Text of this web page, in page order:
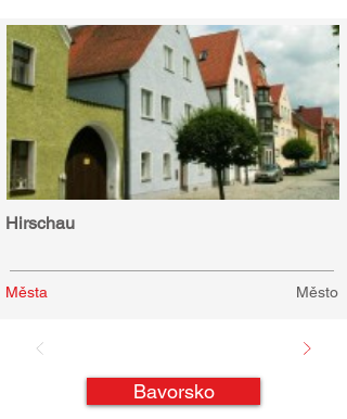
Hirschau
Města Město
Bavorsko